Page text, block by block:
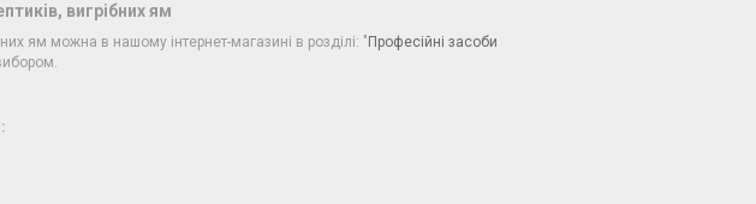
вигрібних ям
ям можна в нашому інтернет-магазині в розділі: " Професійні засоби